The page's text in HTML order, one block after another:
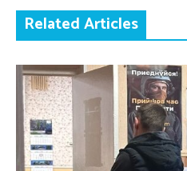
Related Articles